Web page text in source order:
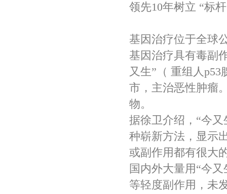
领先10年树立 “标
基因治疗位于全球
基因治疗具有毒副
又生”（ 重组人
市，主治恶性肿瘤
物。
据徐卫介绍，“今
种崭新方法，显示
或副作用都有很大
国内外大量用“今
等轻度副作用，未